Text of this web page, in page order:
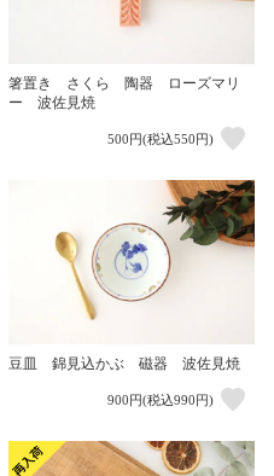
箸置き さくら 陶器 ローズマリ
ー 波佐見焼
500円(税込550円)
豆皿 錦見込かぶ 磁器 波佐見焼
900円(税込990円)